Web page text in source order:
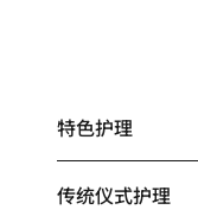
特色护理
传统仪式护理